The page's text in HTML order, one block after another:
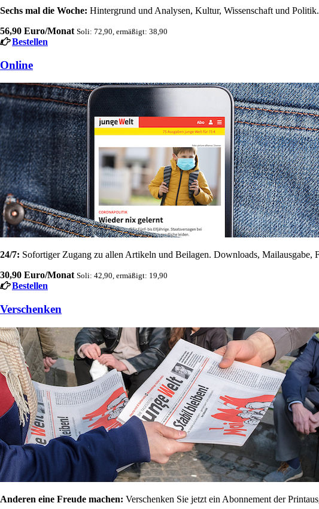
Sechs mal die Woche: Hintergrund und Analysen, Kultur, Wissenschaft und
56,90 Euro/Monat Soli: 72,90, ermäßigt: 38,90
Bestellen
Online
24/7: Sofortiger Zugang zu allen Artikeln und Beilagen. Downloads, Mailausgabe,
30,90 Euro/Monat Soli: 42,90, ermäßigt: 19,90
Bestellen
Verschenken
Anderen eine Freude machen: Verschenken Sie jetzt ein Abonnement der